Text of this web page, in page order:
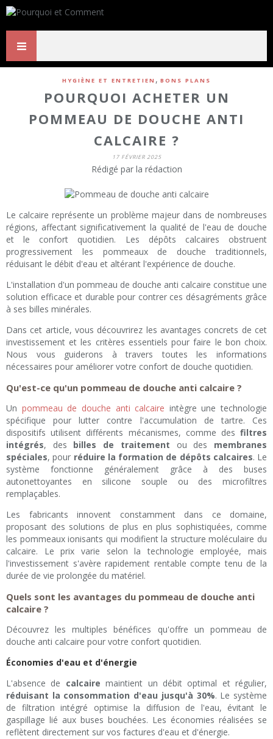
HYGIÈNE ET ENTRETIEN , BONS PLANS
POURQUOI ACHETER UN
POMMEAU DE DOUCHE ANTI
CALCAIRE ?
17 FÉVRIER 2025
Rédigé par la rédaction
Le calcaire représente un problème majeur dans de nombreuses
régions, affectant significativement la qualité de l'eau de douche
et le confort quotidien. Les dépôts calcaires obstruent
progressivement les pommeaux de douche traditionnels,
réduisant le débit d'eau et altérant l'expérience de douche.
L'installation d'un pommeau de douche anti calcaire constitue une
solution efficace et durable pour contrer ces désagréments grâce
à ses billes minérales.
Dans cet article, vous découvrirez les avantages concrets de cet
investissement et les critères essentiels pour faire le bon choix.
Nous vous guiderons à travers toutes les informations
nécessaires pour améliorer votre confort de douche quotidien.
Qu'est-ce qu'un pommeau de douche anti calcaire ?
Un pommeau de douche anti calcaire intègre une technologie
spécifique pour lutter contre l'accumulation de tartre. Ces
dispositifs utilisent différents mécanismes, comme des filtres
intégrés, des billes de traitement ou des membranes
spéciales, pour réduire la formation de dépôts calcaires. Le
système fonctionne généralement grâce à des buses
autonettoyantes en silicone souple ou des microfiltres
remplaçables.
Les fabricants innovent constamment dans ce domaine,
proposant des solutions de plus en plus sophistiquées, comme
les pommeaux ionisants qui modifient la structure moléculaire du
calcaire. Le prix varie selon la technologie employée, mais
l'investissement s'avère rapidement rentable compte tenu de la
durée de vie prolongée du matériel.
Quels sont les avantages du pommeau de douche anti
calcaire ?
Découvrez les multiples bénéfices qu'offre un pommeau de
douche anti calcaire pour votre confort quotidien.
Économies d'eau et d'énergie
L'absence de calcaire maintient un débit optimal et régulier,
réduisant la consommation d'eau jusqu'à 30%. Le système
de filtration intégré optimise la diffusion de l'eau, évitant le
gaspillage lié aux buses bouchées. Les économies réalisées se
reflètent directement sur vos factures d'eau et d'énergie.